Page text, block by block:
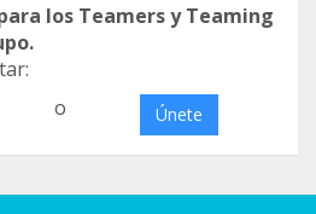
los Teamers y Teaming
o Únete